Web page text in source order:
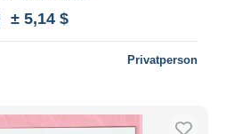
± 5,14 $
Privatperson